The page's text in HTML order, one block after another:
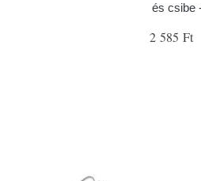
és csibe
2 585 Ft